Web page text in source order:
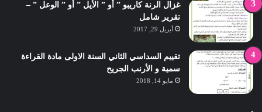
غزال الرنة كاريبو ” أو ” الأيل ” أو ” الوعل ” –
تقرير شامل
أبريل 29, 2017
تقييم السداسي الثاني السنة الاولى مادة القراءة
سمية و الأرنب الجريح
مايو 14, 2018